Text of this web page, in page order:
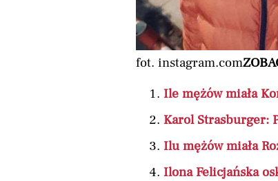
fot. instagram.com
Ile mężów miała
Karol Strasburger:
Ilu mężów miała
Ilona Felicjańska